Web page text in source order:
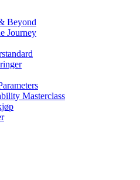
Beyond
Journey
Masterclass